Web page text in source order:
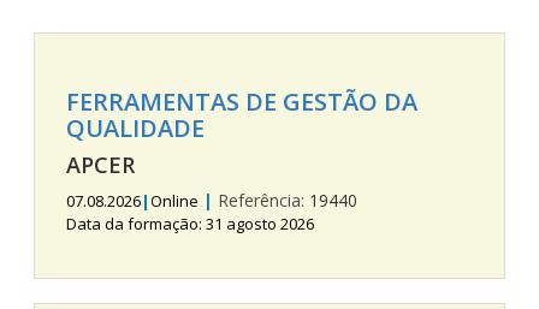
FERRAMENTAS DE GESTÃO DA
QUALIDADE
APCER
07.08.2026|Online | Referência: 19440
Data da formação: 31 agosto 2026